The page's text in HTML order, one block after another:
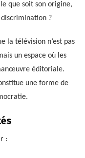
que soit son origine,
?
la télévision n’est pas
un espace où les
éditoriale.
une forme de
: